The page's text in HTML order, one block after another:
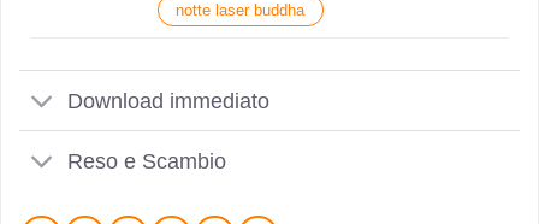
notte laser buddha
Download immediato
Reso e Scambio